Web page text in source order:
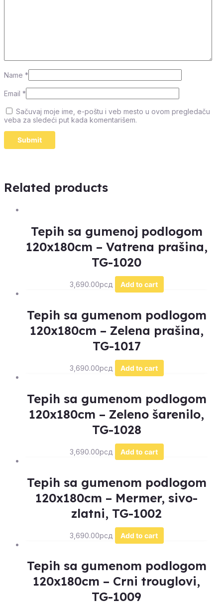
Name *
Email *
Sačuvaj moje ime, e-poštu i veb mesto u ovom pregledaču
veba za sledeći put kada komentarišem.
Related products
Tepih sa gumenoj podlogom
120x180cm – Vatrena prašina,
TG-1020
3,690.00рсд Add to cart
Tepih sa gumenom podlogom
120x180cm – Zelena prašina,
TG-1017
3,690.00рсд Add to cart
Tepih sa gumenom podlogom
120x180cm – Zeleno šarenilo,
TG-1028
3,690.00рсд Add to cart
Tepih sa gumenom podlogom
120x180cm – Mermer, sivo-
zlatni, TG-1002
3,690.00рсд Add to cart
Tepih sa gumenom podlogom
120x180cm – Crni trouglovi,
TG-1009